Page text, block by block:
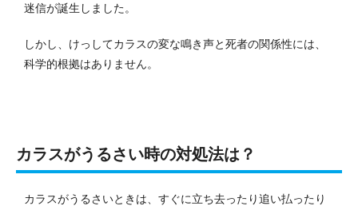
迷信が誕生しました。
しかし、けっしてカラスの変な鳴き声と死者の関係性には、
科学的根拠はありません。
カラスがうるさい時の対処法は？
カラスがうるさいときは、すぐに立ち去ったり追い払ったり